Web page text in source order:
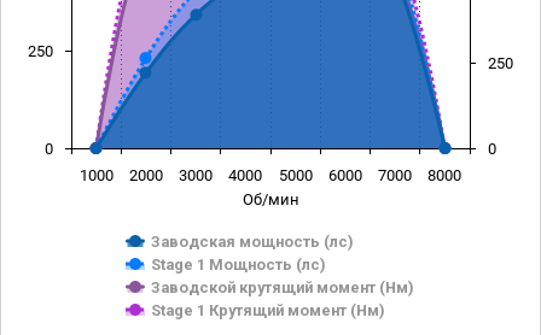
Об/мин
Заводская мощность (лс)
Stage 1 Мощность (лс)
Заводской крутящий момент (Нм)
Stage 1 Крутящий момент (Нм)
1000 2000 3000 4000 5000 6000 7000 8000
0
250
0
250